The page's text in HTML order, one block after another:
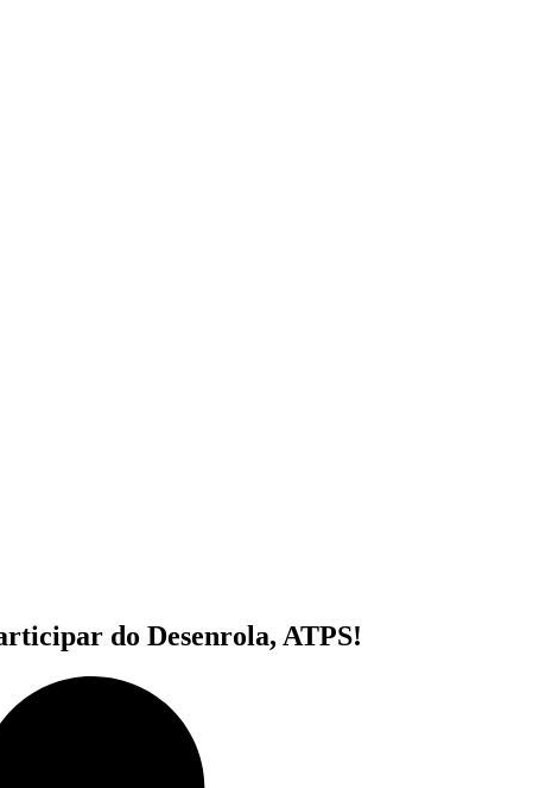
do Desenrola, ATPS!